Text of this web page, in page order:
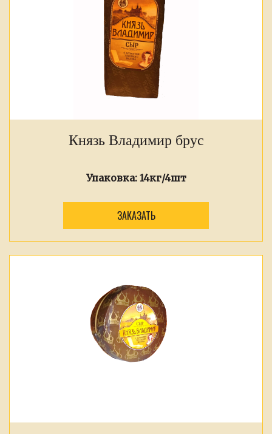
Князь Владимир брус
Упаковка: 14кг/4шт
ЗАКАЗАТЬ